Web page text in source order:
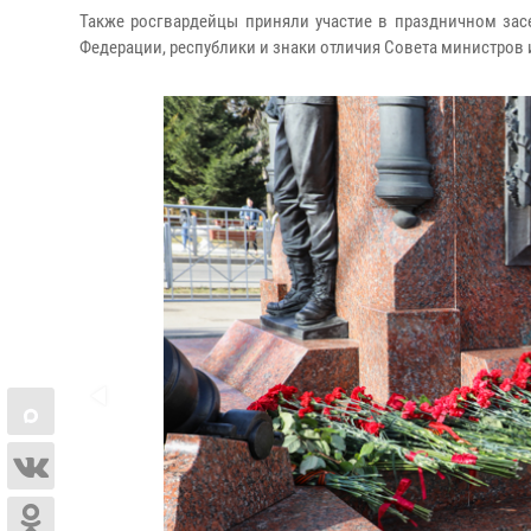
Также росгвардейцы приняли участие в праздничном
Федерации, республики и знаки отличия Совета министров